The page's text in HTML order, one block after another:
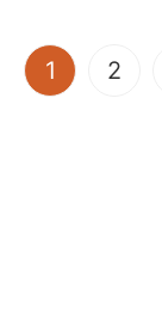
1 (current)
2